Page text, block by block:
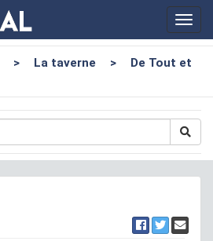
> La taverne >
De Tout et